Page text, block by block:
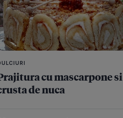
cu mascarpone si
de nuca